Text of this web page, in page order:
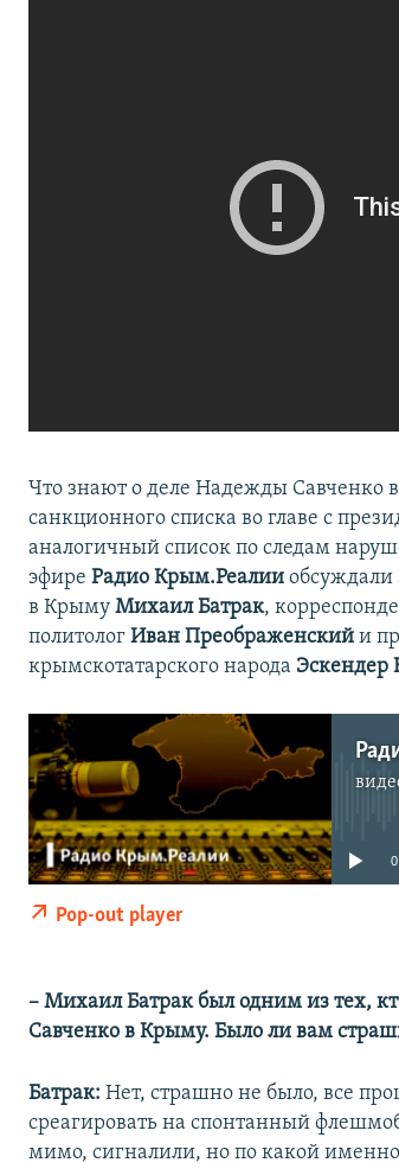
Что знают о деле Надежды Савченко
санкционного списка во главе с
аналогичный список по следам
эфиреРадио Крым.Реалии обсуждали
в КрымуМихаил Батрак,
политологИван Преображенский и
крымскотатарского народа Эскендер
No media
Pop-out player
– Михаил Батрак был одним из тех,
Савченко в Крыму. Было ли вам
Батрак: Нет, страшно не было, все
среагировать на спонтанный
мимо, сигналили, но по какой